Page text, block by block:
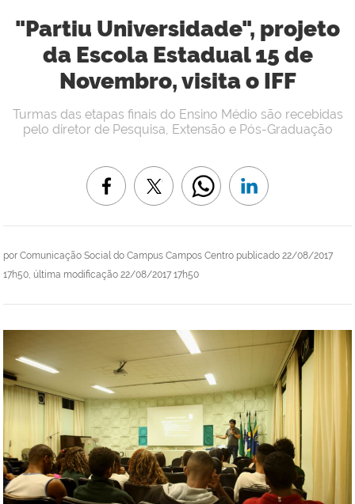
"Partiu Universidade", projeto
da Escola Estadual 15 de
Novembro, visita o IFF
por Comunicação Social do Campus Campos Centro publicado 22/08/2017
17h50, última modificação 22/08/2017 17h50
Turmas das etapas finais do Ensino Médio são recebidas
pelo diretor de Pesquisa, Extensão e Pós-Graduação